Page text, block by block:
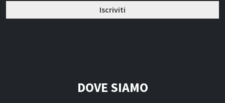
DOVE SIAMO